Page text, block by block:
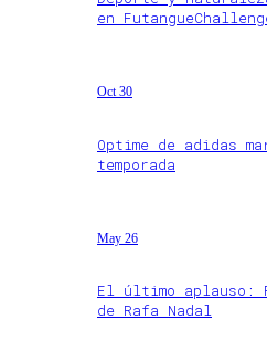
en
Oct 30
Optime de adidas
temporada
May 26
El último aplauso:
de Rafa Nadal